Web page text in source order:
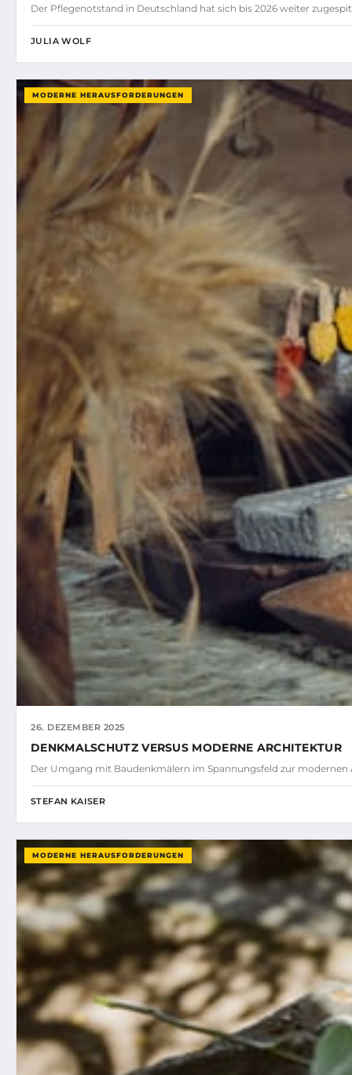
Der Pflegenotstand in Deutschland hat sich bis 2026 weiter
JULIA WOLF
MODERNE HERAUSFORDERUNGEN
26. DEZEMBER 2025
DENKMALSCHUTZ VERSUS MODERNE ARCHITEKTUR
Der Umgang mit Baudenkmälern im Spannungsfeld zur
STEFAN KAISER
MODERNE HERAUSFORDERUNGEN